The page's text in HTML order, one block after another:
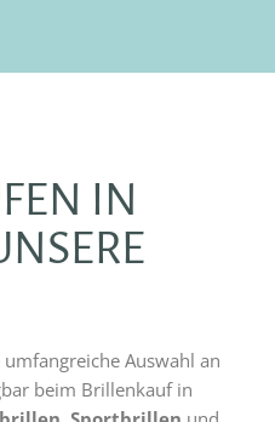
IN
Auswahl an
beim Brillenkauf in